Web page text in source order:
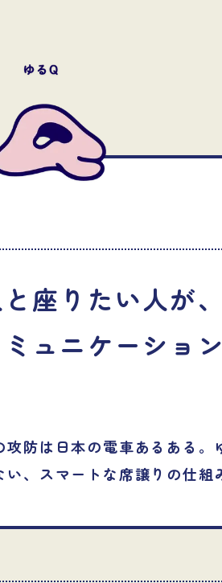
座りたい人が
ュニケーショ
攻防は日本の電車あるある。
、スマートな席譲りの仕組